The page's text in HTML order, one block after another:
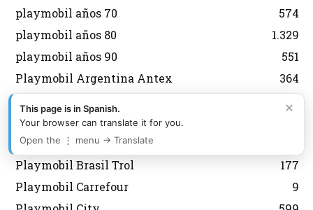
playmobil años 70
574
playmobil años 80
1.329
playmobil años 90
551
Playmobil Argentina Antex
364
Playmobil aviones
Playmobil Belen
Playmobil Brasil Trol
177
Playmobil Carrefour
9
×
This page is in Spanish.
Your browser can translate it for you.
Open the ⋮ menu → Translate